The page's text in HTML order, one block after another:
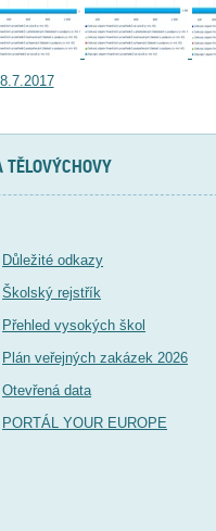
Důležité odkazy
Školský rejstřík
Přehled vysokých škol
Plán veřejných zakázek 2026
Otevřená data
PORTÁL YOUR EUROPE